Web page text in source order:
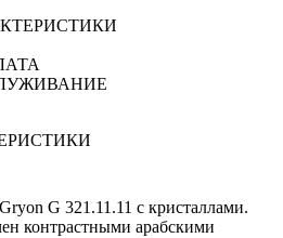
G 321.11.11 с кристаллами.
контрастными арабскими